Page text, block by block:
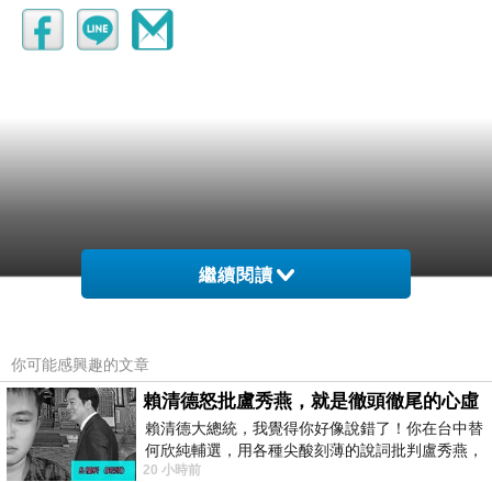
繼續閱讀
你可能感興趣的文章
賴清德怒批盧秀燕，就是徹頭徹尾的心虛
賴清德大總統，我覺得你好像說錯了！你在台中替
何欣純輔選，用各種尖酸刻薄的說詞批判盧秀燕，
罵她施政滿意度輸給陳其邁，甚至還說盧
20 小時前